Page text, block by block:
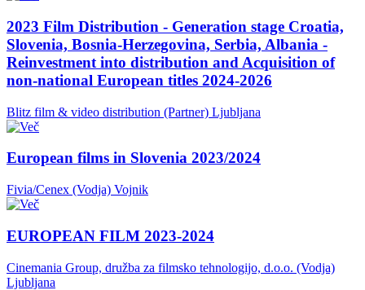
2023 Film Distribution - Generation stage Croatia,
Slovenia, Bosnia-Herzegovina, Serbia, Albania -
Reinvestment into distribution and Acquisition of
non-national European titles 2024-2026
Blitz film & video distribution (Partner) Ljubljana
European films in Slovenia 2023/2024
Fivia/Cenex (Vodja) Vojnik
EUROPEAN FILM 2023-2024
Cinemania Group, družba za filmsko tehnologijo, d.o.o. (Vodja)
Ljubljana